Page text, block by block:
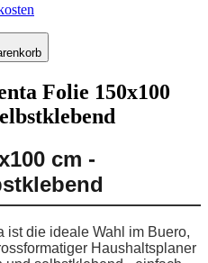
Folie 150x100
cm -
ist die ideale Wahl im Buero,
Haushaltsplaner